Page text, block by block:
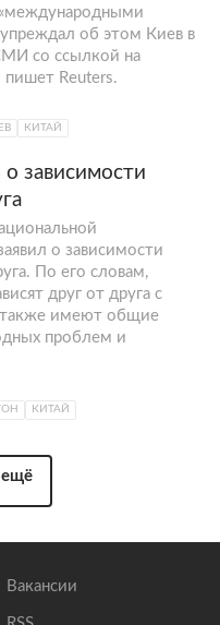
«международными
об этом Киев в
со ссылкой на
Reuters.
КИТАЙ
зависимости
о зависимости
По его словам,
друг от друга с
также имеют общие
проблем и
КИТАЙ
ещё
Вакансии